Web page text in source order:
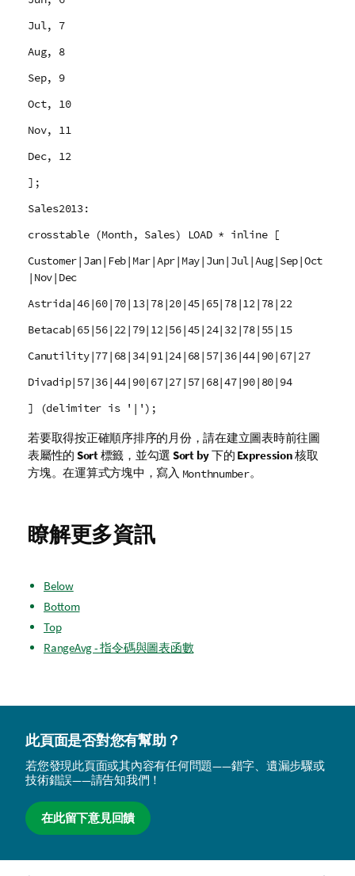
Jul, 7
Aug, 8
Sep, 9
Oct, 10
Nov, 11
Dec, 12
];
Sales2013:
crosstable (Month, Sales) LOAD * inline [
Customer|Jan|Feb|Mar|Apr|May|Jun|Jul|Aug|Sep|Oct
|Nov|Dec
Astrida|46|60|70|13|78|20|45|65|78|12|78|22
Betacab|65|56|22|79|12|56|45|24|32|78|55|15
Canutility|77|68|34|91|24|68|57|36|44|90|67|27
Divadip|57|36|44|90|67|27|57|68|47|90|80|94
] (delimiter is '|');
若要取得按正確順序排序的月份，請在建立圖表時前往圖
表屬性的 Sort標籤，並勾選 Sort by下的 Expression核取
方塊。在運算式方塊中，寫入 Monthnumber。
瞭解更多資訊
Below
Bottom
Top
RangeAvg - 指令碼與圖表函數
此頁面是否對您有幫助？
若您發現此頁面或其內容有任何問題——錯字、遺漏步驟或
技術錯誤——請告知我們！
在此留下意見回饋